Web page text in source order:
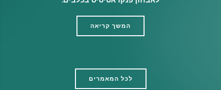
המשך קריאה
לכל המאמרים